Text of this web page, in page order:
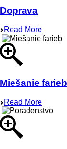
Doprava
Read More
Miešanie farieb
Read More